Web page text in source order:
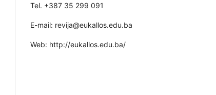
Tel. +387 35 299 091
E-mail: revija@eukallos.edu.ba
Web: http://eukallos.edu.ba/